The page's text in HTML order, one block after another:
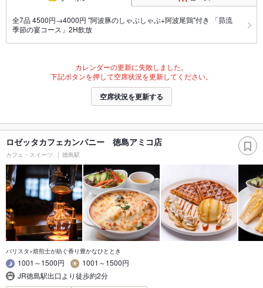
全7品 4500円→4000円 "阿波豚のしゃぶしゃぶ+阿波尾鶏"付き 「昴流
季節の宴コース」2H飲放
カレンダーの更新に失敗しました。
下記ボタンを押して空席状況を更新してください。
空席状況を更新する
ロゼッタカフェカンパニー 徳島アミコ店
カフェ・スイーツ 徳島駅
バリスタ×焙煎士が紡ぐ香り豊かなひととき
1001～1500円
1001～1500円
JR徳島駅出口より徒歩約2分